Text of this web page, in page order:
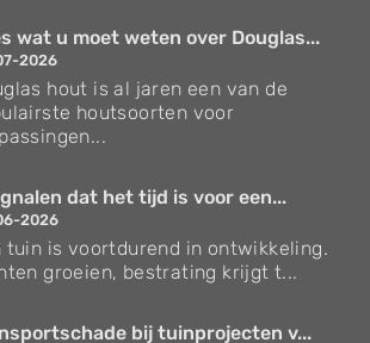
wat u moet weten over Douglas...
2026
hout is al jaren een van de
houtsoorten voor
dat het tijd is voor een...
2026
tuin is voortdurend in ontwikkeling.
groeien, bestrating krijgt t...
bij tuinprojecten v...